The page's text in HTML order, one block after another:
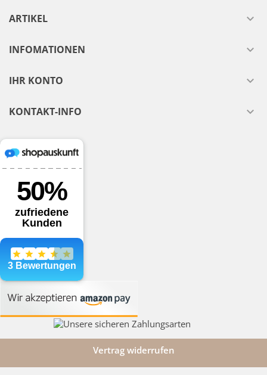
ARTIKEL 
INFOMATIONEN 
IHR KONTO 
KONTAKT-INFO 
Vertrag widerrufen